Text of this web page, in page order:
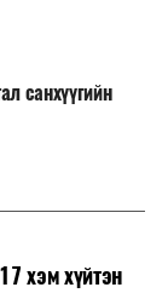
санхүүгийн
хэм хүйтэн